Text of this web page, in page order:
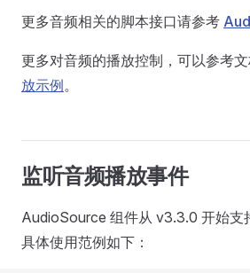
更多音频相关的脚本接口请参考
更多对音频的播放控制，可以参考
放示例。
监听音频播放事件
AudioSource 组件从 v3.3.0 开始支
具体使用范例如下：